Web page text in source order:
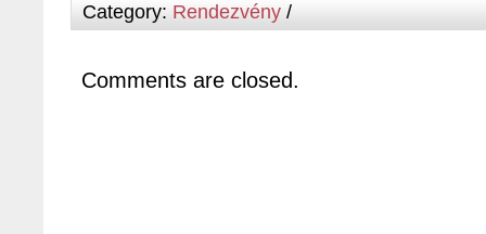
Category: Rendezvény /
Comments are closed.